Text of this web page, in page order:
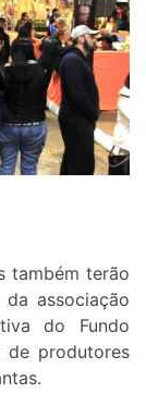
também terão
associação
do Fundo
de produtores